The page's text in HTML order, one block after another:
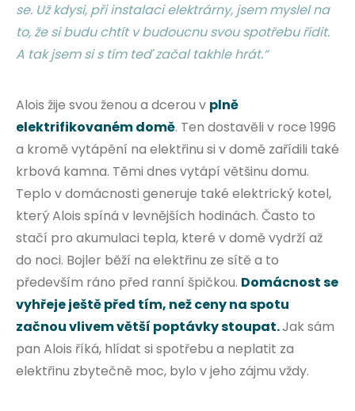
se. Už kdysi, při instalaci elektrárny, jsem myslel na
to, že si budu chtít v budoucnu svou spotřebu řídit.
A tak jsem si s tím teď začal takhle hrát.“
Alois žije svou ženou a dcerou v plně
elektrifikovaném domě. Ten dostavěli v roce 1996
a kromě vytápění na elektřinu si v domě zařídili také
krbová kamna. Těmi dnes vytápí většinu domu.
Teplo v domácnosti generuje také elektrický kotel,
který Alois spíná v levnějších hodinách. Často to
stačí pro akumulaci tepla, které v domě vydrží až
do noci. Bojler běží na elektřinu ze sítě a to
především ráno před ranní špičkou. Domácnost se
vyhřeje ještě před tím, než ceny na spotu
začnou vlivem větší poptávky stoupat.Jak sám
pan Alois říká, hlídat si spotřebu a neplatit za
elektřinu zbytečně moc, bylo v jeho zájmu vždy.